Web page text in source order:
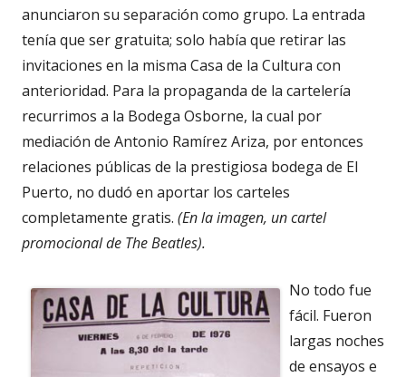
anunciaron su separación como grupo. La entrada
tenía que ser gratuita; solo había que retirar las
invitaciones en la misma Casa de la Cultura con
anterioridad. Para la propaganda de la cartelería
recurrimos a la Bodega Osborne, la cual por
mediación de Antonio Ramírez Ariza, por entonces
relaciones públicas de la prestigiosa bodega de El
Puerto, no dudó en aportar los carteles
completamente gratis. (En la imagen, un cartel
promocional de The Beatles).
No todo fue
fácil. Fueron
largas noches
de ensayos e